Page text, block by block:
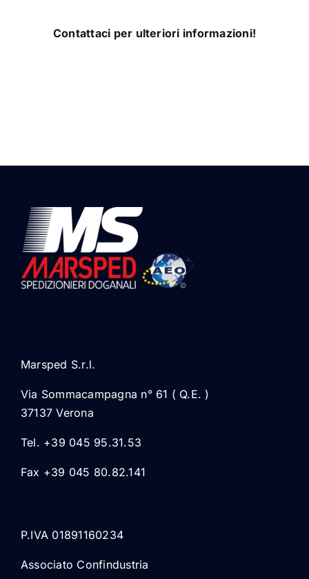
Contattaci per ulteriori informazioni!
Marsped S.r.l.
Via Sommacampagna n° 61 ( Q.E. )
37137 Verona
Tel. +39 045 95.31.53
Fax +39 045 80.82.141
P.IVA 01891160234
Associato Confindustria